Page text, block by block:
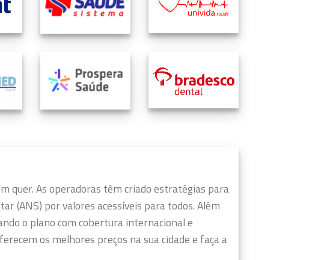
quer.As operadoras têm criado estratégias para
(ANS) por valores acessíveis para todos.Além
o plano com cobertura internacional e
os melhores preços na sua cidade e faça a